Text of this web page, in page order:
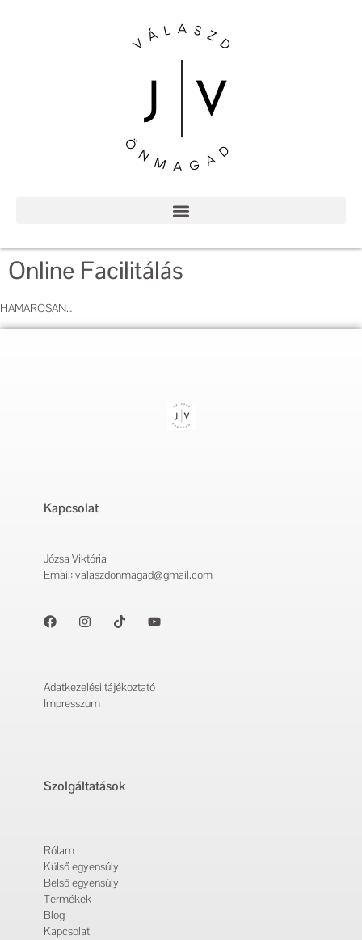
Online Facilitálás
HAMAROSAN…
Kapcsolat
Józsa Viktória
Email: valaszdonmagad@gmail.com
Adatkezelési tájékoztató
Impresszum
Szolgáltatások
Rólam
Külső egyensúly
Belső egyensúly
Termékek
Blog
Kapcsolat